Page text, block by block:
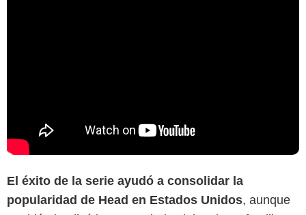
El éxito de la serie ayudó a consolidar la
popularidad de Head en Estados Unidos, aunque